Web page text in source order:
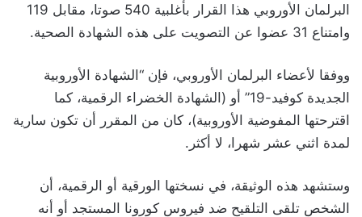
البرلمان الأوروبي هذا القرار بأغلبية 540 صوتا، مقابل 119
وامتناع 31 عضوا عن التصويت على هذه الشهادة الصحية.
ووفقا لأعضاء البرلمان الأوروبي، فإن “الشهادة الأوروبية
الجديدة كوفيد-19” أو (الشهادة الخضراء الرقمية، كما
اقترحتها المفوضية الأوروبية)، كان من المقرر أن تكون سارية
لمدة اثني عشر شهرا، لا أكثر.
وستشهد هذه الوثيقة، في نسختها الورقية أو الرقمية، أن
الشخص تلقى التلقيح ضد فيروس كورونا المستجد أو أنه